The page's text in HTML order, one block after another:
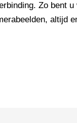
Zo bent
altijd